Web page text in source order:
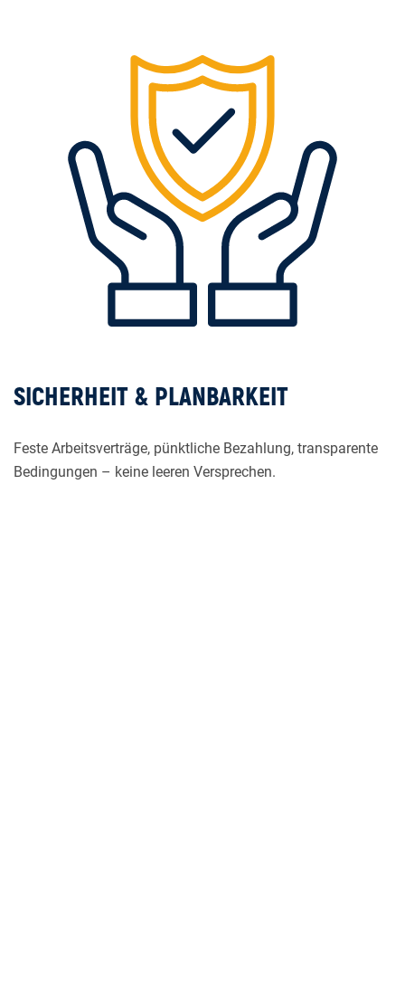
SICHERHEIT & PLANBARKEIT
Feste Arbeitsverträge, pünktliche Bezahlung, transparente
Bedingungen – keine leeren Versprechen.